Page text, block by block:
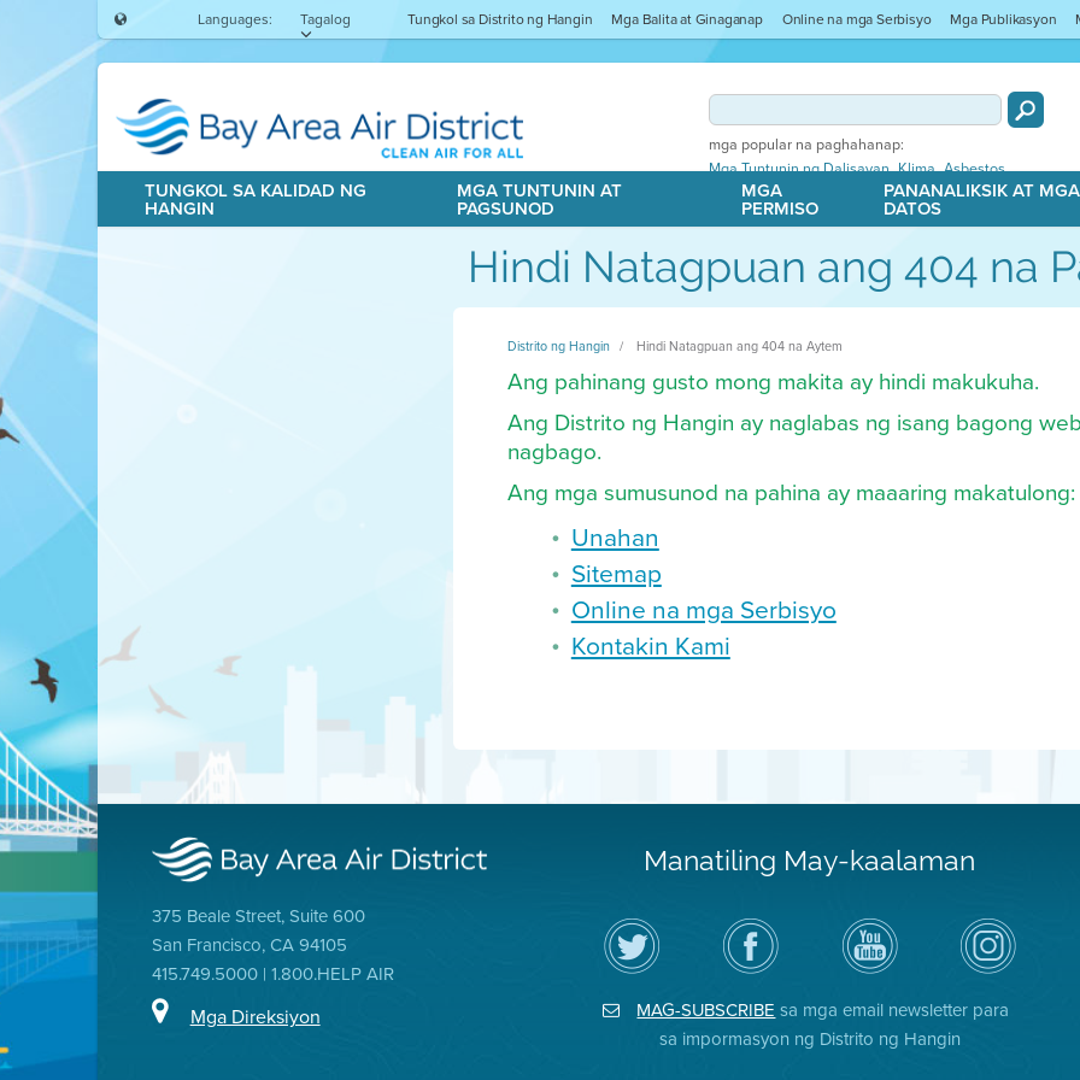
Languages: Tagalog Tungkol sa Distrito ng Hangin Mga Balita at Ginaganap Online na mga Serbisyo Mga Publikasyon
mga popular na paghahanap:
Mga Tuntunin ng Dalisayan,Klima,Asbestos
TUNGKOL SA KALIDAD NG
HANGIN
MGA TUNTUNIN AT
PAGSUNOD
MGA
PERMISO
PANANALIKSIK AT MGA
DATOS
Hindi Natagpuan ang 404 na
Distrito ng Hangin Hindi Natagpuan ang 404 na Aytem
Ang pahinang gusto mong makita ay hindi makukuha.
Ang Distrito ng Hangin ay naglabas ng isang bagong
nagbago.
Ang mga sumusunod na pahina ay maaaring makatulong:
Unahan
Sitemap
Online na mga Serbisyo
Kontakin Kami
375 Beale Street, Suite 600
San Francisco, CA 94105
415.749.5000 | 1.800.HELP AIR
Mga Direksiyon
Manatiling May-kaalaman
I-
follow
ang
Air
sa
Bisitahin
ang
Page
sa
ng
Channel
sa
YouTube
ng
District
Air
District
on
Instagram
MAG-SUBSCRIBEsa mga email newsletter para
sa impormasyon ng Distrito ng Hangin